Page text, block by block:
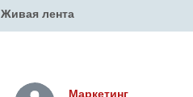
Живая лента
Маркетинг